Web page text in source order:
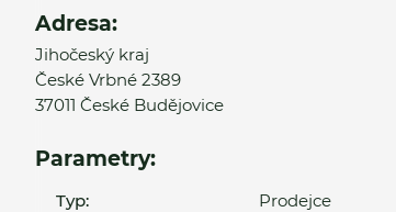
Adresa:
Jihočeský kraj
České Vrbné 2389
37011 České Budějovice
Parametry:
Typ:
Prodejce